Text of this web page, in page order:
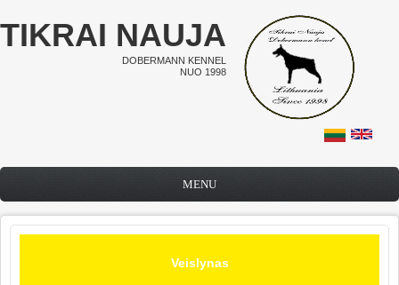
Pereiti į pagrindinį turinį
TIKRAI NAUJA
DOBERMANN KENNEL
NUO 1998
MENU
Veislynas